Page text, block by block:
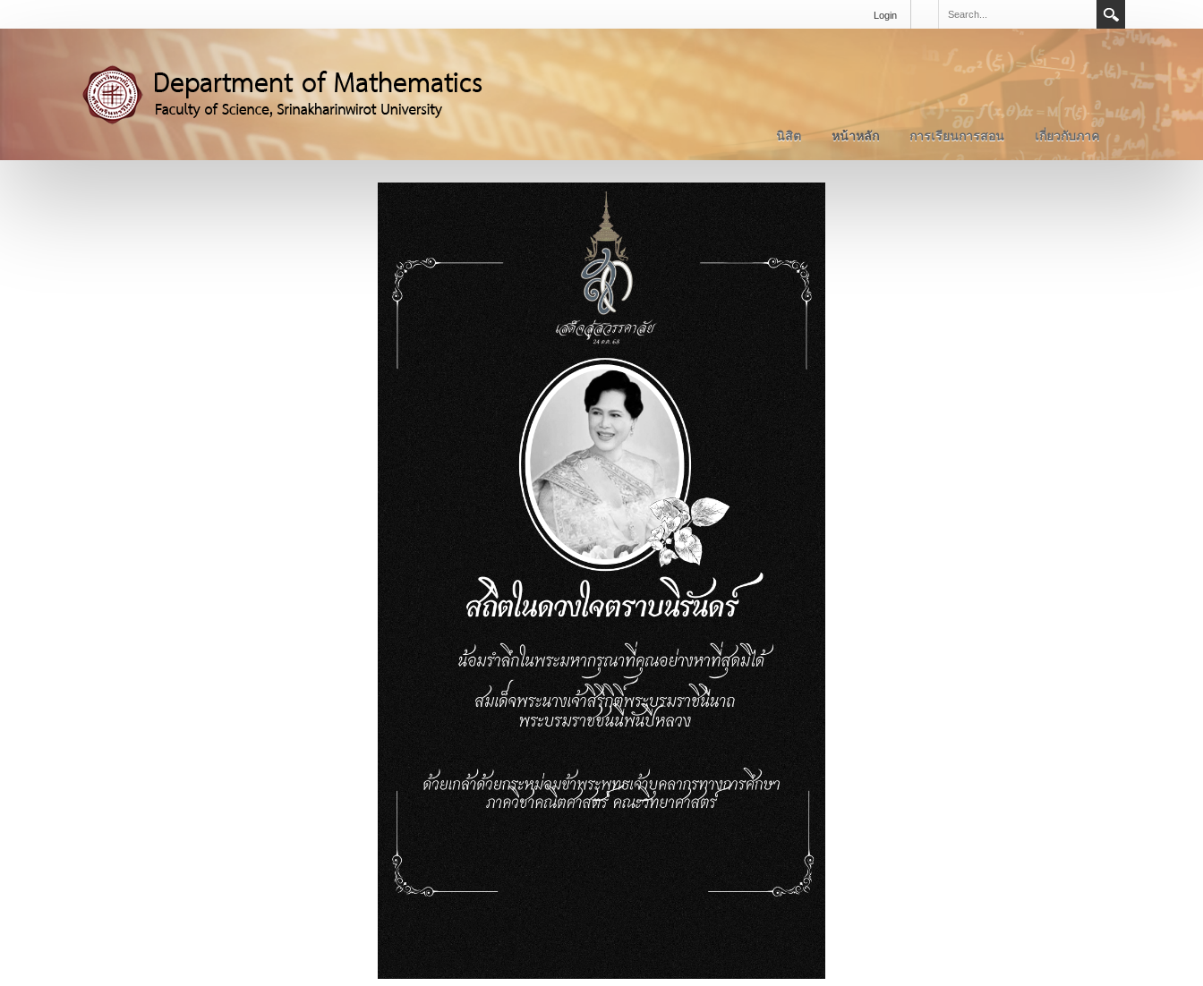
Login
นิสิต หน้าหลัก การเรียนการสอน เกี่ยวกับภาค